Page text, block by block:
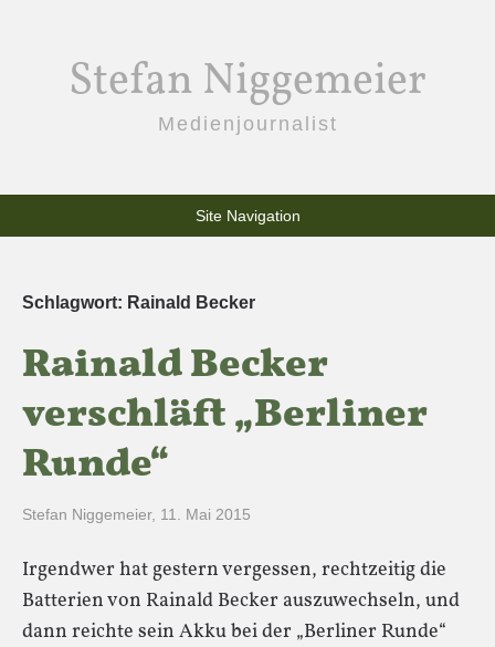
Stefan Niggemeier
Medienjournalist
Site Navigation
Schlagwort: Rainald Becker
Rainald Becker
verschläft „Berliner
Runde“
Stefan Niggemeier, 11. Mai 2015
Irgendwer hat gestern vergessen, rechtzeitig die
Batterien von Rainald Becker auszuwechseln, und
dann reichte sein Akku bei der „Berliner Runde“